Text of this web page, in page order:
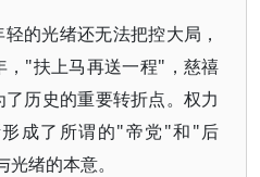
的光绪还无法把控大局，
，"扶上马再送一程"，慈禧
历史的重要转折点。权力
成了所谓的"帝党"和"后
绪的本意。